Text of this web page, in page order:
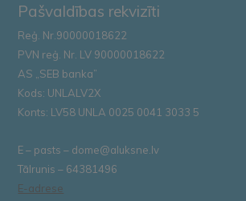
Pašvaldības rekvizīti
Reģ. Nr.90000018622
PVN reģ. Nr. LV 90000018622
AS „SEB banka”
Kods: UNLALV2X
Konts: LV58 UNLA 0025 0041 3033 5
E – pasts – dome@aluksne.lv
Tālrunis – 64381496
E-adrese